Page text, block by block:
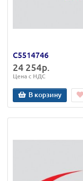
C5514746
24 254р.
Цена с НДС
В корзину